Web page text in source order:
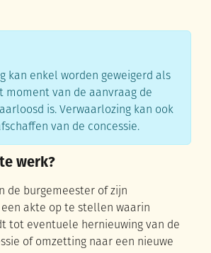
kan enkel worden geweigerd als
moment van de aanvraag de
is. Verwaarlozing kan ook
van de concessie.
werk?
de burgemeester of zijn
akte op te stellen waarin
tot eventuele hernieuwing van de
of omzetting naar een nieuwe